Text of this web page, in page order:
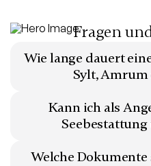
Fragen
Wie lange dauert
Sylt, Amrum
Stunden, einschließlich der
und der Rückkehr zum Hafen.
Kann ich als
Platz für bis zu 50 Personen.
Welche